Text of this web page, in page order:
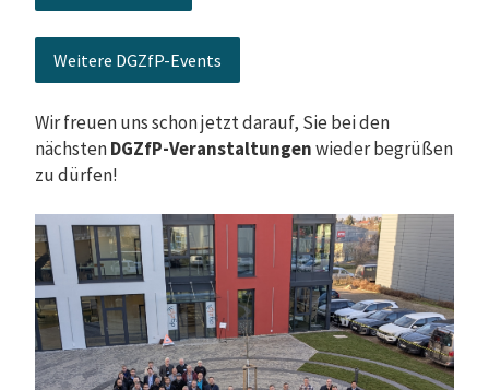
Weitere DGZfP-Events
Wir freuen uns schon jetzt darauf, Sie bei den
nächstenDGZfP-Veranstaltungenwieder begrüßen
zu dürfen!